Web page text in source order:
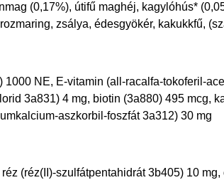
(0,17%), útifű maghéj, kagylóhús*
zsálya, édesgyökér, kakukkfű,
NE, E-vitamin (all-racalfa-tokoferil-
3a831) 4 mg, biotin (3a880) 495 mcg,
aszkorbil-foszfát 3a312) 30 mg
(réz(II)-szulfátpentahidrát 3b405) 10